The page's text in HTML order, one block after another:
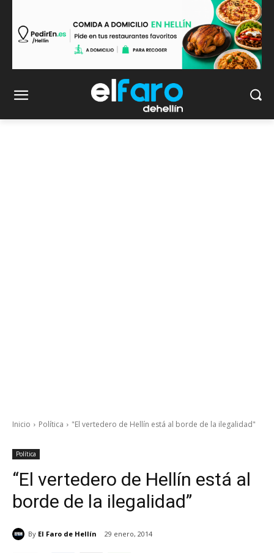
Inicio Política "El vertedero de Hellín está al borde de la ilegalidad"
Política
“El vertedero de Hellín está al
borde de la ilegalidad”
By El Faro de Hellín 29 enero, 2014